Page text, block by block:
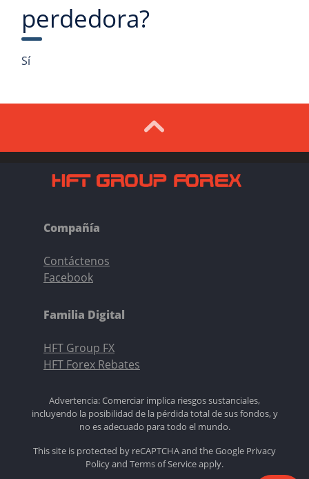
perdedora?
Sí
Compañía
Contáctenos
Facebook
Familia Digital
HFT Group FX
HFT Forex Rebates
Advertencia: Comerciar implica riesgos sustanciales,
incluyendo la posibilidad de la pérdida total de sus fondos, y
no es adecuado para todo el mundo.
This site is protected by reCAPTCHA and the Google Privacy
Policyand Terms of Serviceapply.